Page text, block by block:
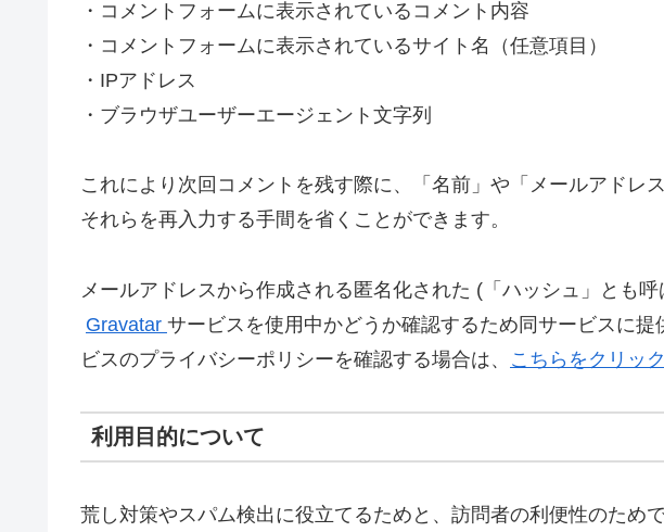
・コメントフォームに表示されているコメント内容
・コメントフォームに表示されているサイト名（任意項目）
・IPアドレス
・ブラウザユーザーエージェント文字列
これにより次回コメントを残す際に、「名前」や「メールアドレ
それらを再入力する手間を省くことができます。
メールアドレスから作成される匿名化された (「ハッシュ」とも
Gravatar サービスを使用中かどうか確認するため同サービスに
ビスのプライバシーポリシーを確認する場合は、 こちらをクリック
利用目的について
荒し対策やスパム検出に役立てるためと、訪問者の利便性のため